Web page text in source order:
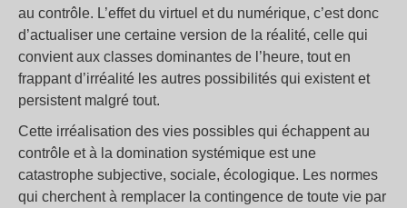
au contrôle. L’effet du virtuel et du numérique, c’est donc
d’actualiser une certaine version de la réalité, celle qui
convient aux classes dominantes de l’heure, tout en
frappant d’irréalité les autres possibilités qui existent et
persistent malgré tout.
Cette irréalisation des vies possibles qui échappent au
contrôle et à la domination systémique est une
catastrophe subjective, sociale, écologique. Les normes
qui cherchent à remplacer la contingence de toute vie par